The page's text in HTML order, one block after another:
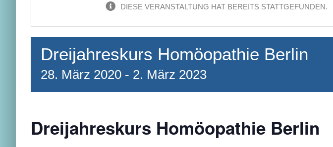
DIESE VERANSTALTUNG HAT BEREITS STATTGEFUNDEN.
Dreijahreskurs Homöopathie Berlin
28. März 2020 - 2. März 2023
Dreijahreskurs Homöopathie Berlin